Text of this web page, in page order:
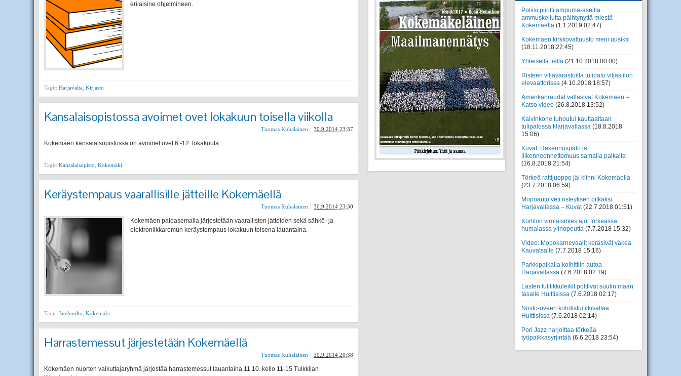
erilaisine ohjelmineen.
Tagit: Harjavalta Kirjasto
Kansalaisopistossa avoimet ovet lokakuun toisella viikolla
30.9.2014 23:37
Tuomas Kuhalainen
Kokemäen kansalaisopistossa on avoimet ovet 6.-12. lokakuuta.
Tagit: Kansalaisopisto Kokemäki
Keräystempaus vaarallisille jätteille Kokemäellä
30.9.2014 23:30
Tuomas Kuhalainen
Kokemäen paloasemalla järjestetään vaarallisten jätteiden sekä sähkö- ja
elektroniikkaromun keräystempaus lokakuun toisena lauantaina.
Tagit: Jätehuolto Kokemäki
Harrastemessut järjestetään Kokemäellä
30.9.2014 20:38
Tuomas Kuhalainen
Kokemäen nuorten vaikuttajaryhmä järjestää harrastemessut lauantaina 11.10. kello 11-15 Tulkkilan
Poliisi piiritti ampuma-aseilla
ammuskellutta päihtynyttä miestä
Kokemäellä (1.1.2019 02:47)
Kokemäen kirkkovaltuusto meni uusiksi
(18.11.2018 22:45)
Yhteisellä tiellä (21.10.2018 00:00)
Risteen viljavarastoilla tulipalo viljasiilon
elevaattorissa (4.10.2018 18:57)
Amerikanraudat valtasivat Kokemäen –
Katso video (26.8.2018 13:52)
Kaivinkone tuhoutui kauttaaltaan
tulipalossa Harjavallassa (18.8.2018
15:06)
Kuvat: Rakennuspalo ja
liikenneonnettomuus samalla paikalla
(16.8.2018 21:54)
Törkeä rattijuoppo jäi kiinni Kokemäellä
(23.7.2018 06:59)
Mopoauto veti risteyksen pitkäksi
Harjavallassa – Kuvat (22.7.2018 01:51)
Kortiton virolaismies ajoi törkeässä
humalassa ylinopeutta (7.7.2018 15:32)
Video: Mopokarnevaalit keräsivät väkeä
Kauvatsalle (7.7.2018 15:16)
Parkkipaikalla kolhittiin autoa
Harjavallassa (7.6.2018 02:19)
Lasten tulitikkuleikit polttivat suulin maan
tasalle Huittisissa (7.6.2018 02:17)
Nosto-oveen kohdistui ilkivaltaa
Huittisissa (7.6.2018 02:14)
Pori Jazz harjoittaa törkeää
työpaikkasyrjintää (6.6.2018 23:54)